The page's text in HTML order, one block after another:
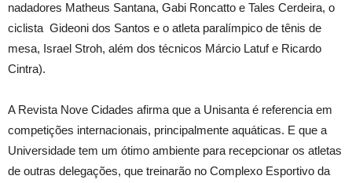
nadadores Matheus Santana, Gabi Roncatto e Tales Cerdeira, o
ciclista Gideoni dos Santos e o atleta paralímpico de tênis de
mesa, Israel Stroh, além dos técnicos Márcio Latuf e Ricardo
Cintra).
A Revista Nove Cidades afirma que a Unisanta é referencia em
competições internacionais, principalmente aquáticas. E que a
Universidade tem um ótimo ambiente para recepcionar os atletas
de outras delegações, que treinarão no Complexo Esportivo da